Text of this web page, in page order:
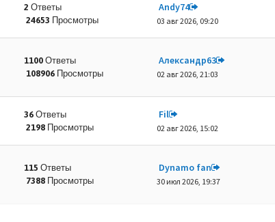
2 Ответы
24653 Просмотры
Andy74
03 авг 2026, 09:20
1100 Ответы
108906 Просмотры
Александр63
02 авг 2026, 21:03
36 Ответы
2198 Просмотры
Fil
02 авг 2026, 15:02
115 Ответы
7388 Просмотры
Dynamo fan
30 июл 2026, 19:37